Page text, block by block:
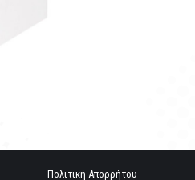
Πολιτική Απορρήτου